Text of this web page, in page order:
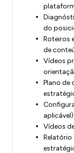
do
Roteiros
de
Vídeos
Plano de
aplicável)
Vídeos
Relatório